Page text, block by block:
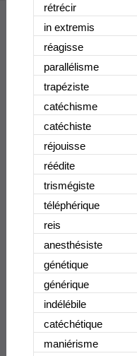
rétrécir
in extremis
réagisse
parallélisme
trapéziste
catéchisme
catéchiste
réjouisse
réédite
trismégiste
téléphérique
reis
anesthésiste
génétique
générique
indélébile
catéchétique
maniérisme